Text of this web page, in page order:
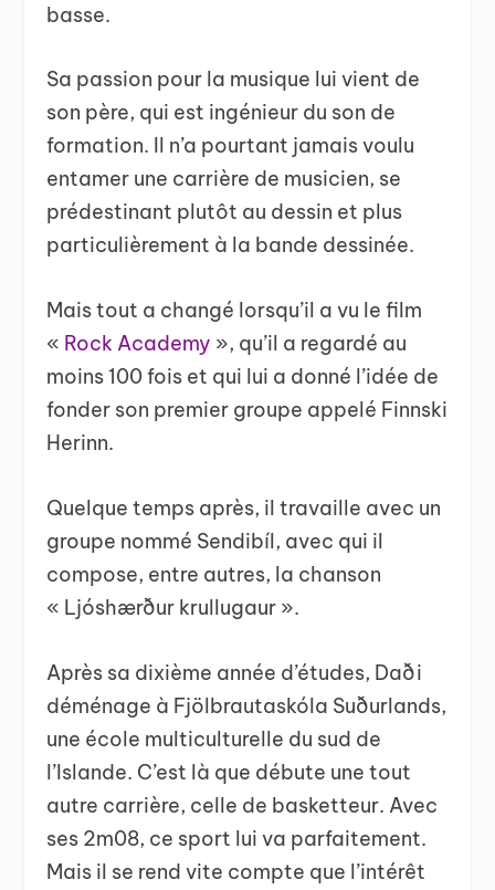
basse.
Sa passion pour la musique lui vient de
son père, qui est ingénieur du son de
formation. Il n’a pourtant jamais voulu
entamer une carrière de musicien, se
prédestinant plutôt au dessin et plus
particulièrement à la bande dessinée.
Mais tout a changé lorsqu’il a vu le film
« Rock Academy », qu’il a regardé au
moins 100 fois et qui lui a donné l’idée de
fonder son premier groupe appelé Finnski
Herinn.
Quelque temps après, il travaille avec un
groupe nommé Sendibíl, avec qui il
compose, entre autres, la chanson
« Ljóshærður krullugaur ».
Après sa dixième année d’études, Daði
déménage à Fjölbrautaskóla Suðurlands,
une école multiculturelle du sud de
l’Islande. C’est là que débute une tout
autre carrière, celle de basketteur. Avec
ses 2m08, ce sport lui va parfaitement.
Mais il se rend vite compte que l’intérêt